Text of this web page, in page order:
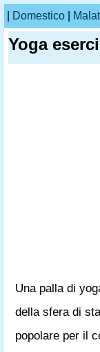
Domestico
Yoga
Una palla di
della sfera di
popolare per il